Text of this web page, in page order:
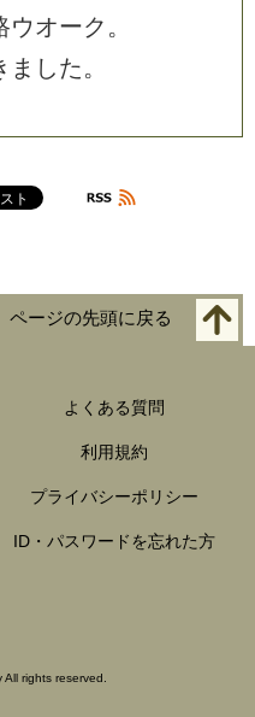
ウオーク 。
ま した。
ページの先頭に戻る
よくある質問
利用規約
プライバシーポリシー
ID・パスワードを忘れた方
All rights reserved.